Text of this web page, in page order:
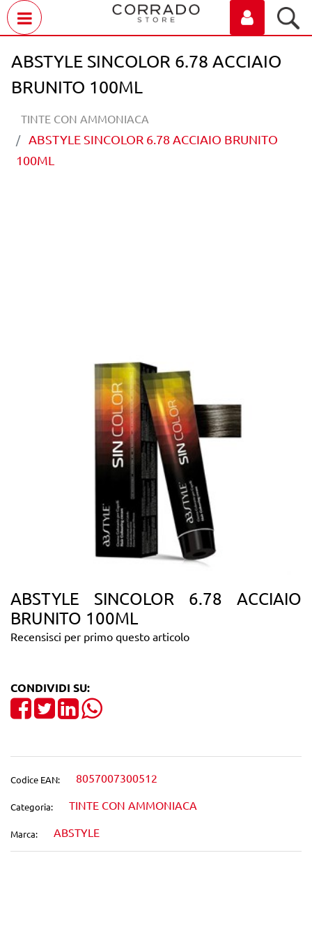
ABSTYLE SINCOLOR 6.78 ACCIAIO
BRUNITO 100ML
TINTE CON AMMONIACA
ABSTYLE SINCOLOR 6.78 ACCIAIO BRUNITO
100ML
ABSTYLE SINCOLOR 6.78 ACCIAIO
BRUNITO 100ML
Recensisci per primo questo articolo
CONDIVIDI SU:
Share on Facebook
TweetShare on LinkedIn
Codice EAN: 8057007300512
Categoria: TINTE CON AMMONIACA
Marca: ABSTYLE